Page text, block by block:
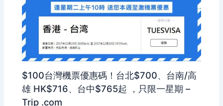
$100台灣機票優惠碼！台北$700、台南/高
雄 HK$716、台中$765起 ，只限一星期 –
Trip .com